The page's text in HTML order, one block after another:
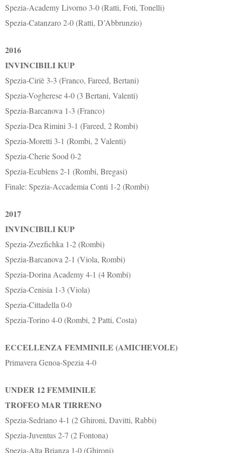
Spezia-Academy Livorno 3-0 (Ratti, Foti, Tonelli)
Spezia-Catanzaro 2-0 (Ratti, D’Abbrunzio)
2016
INVINCIBILI KUP
Spezia-Ciriè 3-3 (Franco, Fareed, Bertani)
Spezia-Vogherese 4-0 (3 Bertani, Valenti)
Spezia-Barcanova 1-3 (Franco)
Spezia-Dea Rimini 3-1 (Fareed, 2 Rombi)
Spezia-Moretti 3-1 (Rombi, 2 Valenti)
Spezia-Cherie Sood 0-2
Spezia-Ecublens 2-1 (Rombi, Bregasi)
Finale: Spezia-Accademia Conti 1-2 (Rombi)
2017
INVINCIBILI KUP
Spezia-Zvezfichka 1-2 (Rombi)
Spezia-Barcanova 2-1 (Viola, Rombi)
Spezia-Dorina Academy 4-1 (4 Rombi)
Spezia-Cenisia 1-3 (Viola)
Spezia-Cittadella 0-0
Spezia-Torino 4-0 (Rombi, 2 Patti, Costa)
ECCELLENZA FEMMINILE (AMICHEVOLE)
Primavera Genoa-Spezia 4-0
UNDER 12 FEMMINILE
TROFEO MAR TIRRENO
Spezia-Sedriano 4-1 (2 Ghironi, Davitti, Rabbi)
Spezia-Juventus 2-7 (2 Fontona)
Spezia-Alta Brianza 1-0 (Ghironi)